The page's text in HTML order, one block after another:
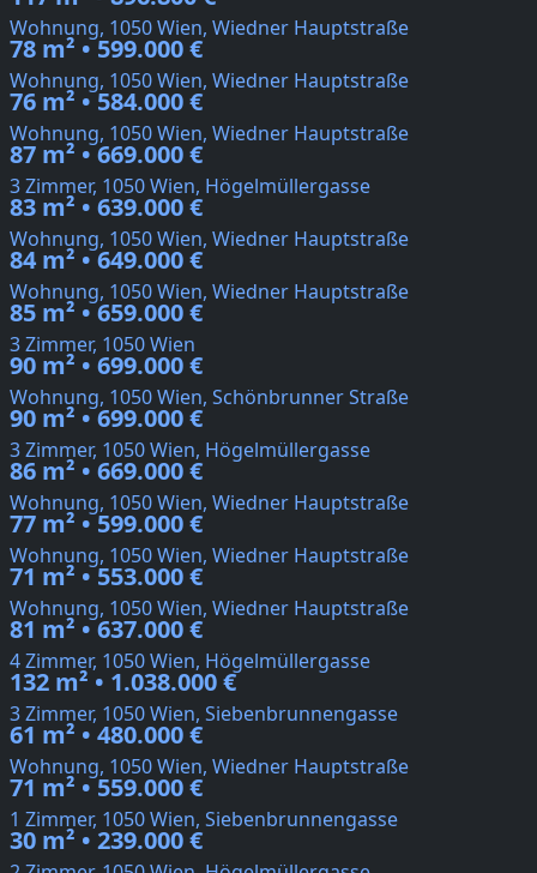
Wohnung, 1050 Wien, Wiedner Hauptstraße
78 m² • 599.000 €
Wohnung, 1050 Wien, Wiedner Hauptstraße
76 m² • 584.000 €
Wohnung, 1050 Wien, Wiedner Hauptstraße
87 m² • 669.000 €
3 Zimmer, 1050 Wien, Högelmüllergasse
83 m² • 639.000 €
Wohnung, 1050 Wien, Wiedner Hauptstraße
84 m² • 649.000 €
Wohnung, 1050 Wien, Wiedner Hauptstraße
85 m² • 659.000 €
3 Zimmer, 1050 Wien
90 m² • 699.000 €
Wohnung, 1050 Wien, Schönbrunner Straße
90 m² • 699.000 €
3 Zimmer, 1050 Wien, Högelmüllergasse
86 m² • 669.000 €
Wohnung, 1050 Wien, Wiedner Hauptstraße
77 m² • 599.000 €
Wohnung, 1050 Wien, Wiedner Hauptstraße
71 m² • 553.000 €
Wohnung, 1050 Wien, Wiedner Hauptstraße
81 m² • 637.000 €
4 Zimmer, 1050 Wien, Högelmüllergasse
132 m² • 1.038.000 €
3 Zimmer, 1050 Wien, Siebenbrunnengasse
61 m² • 480.000 €
Wohnung, 1050 Wien, Wiedner Hauptstraße
71 m² • 559.000 €
1 Zimmer, 1050 Wien, Siebenbrunnengasse
30 m² • 239.000 €